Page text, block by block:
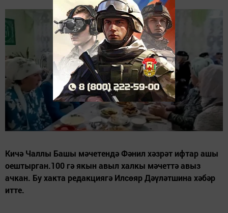
Кичә Чаллы Башы мәчетендә Фәнил хәзрәт ифтар ашы
оештырган.100 гә якын авыл халкы мәчеттә авыз
ачкан. Бу хакта редакциягә Илсөяр Дәүләтшина хәбәр
итте.